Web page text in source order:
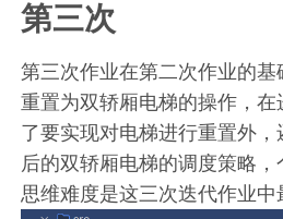
第三次
第三次作业在第二次作业的
重置为双轿厢电梯的操作，
了要实现对电梯进行重置外
后的双轿厢电梯的调度策略
思维难度是这三次迭代作业中